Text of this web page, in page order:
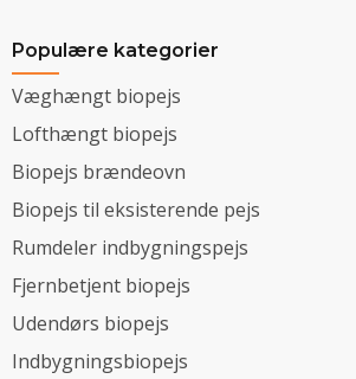
Populære kategorier
Væghængt biopejs
Lofthængt biopejs
Biopejs brændeovn
Biopejs til eksisterende pejs
Rumdeler indbygningspejs
Fjernbetjent biopejs
Udendørs biopejs
Indbygningsbiopejs